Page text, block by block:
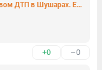
Умер полицейский, пострадавший в массовом ДТП в Шушарах. Его коллега в тяжёлом состоянии
+0 –0